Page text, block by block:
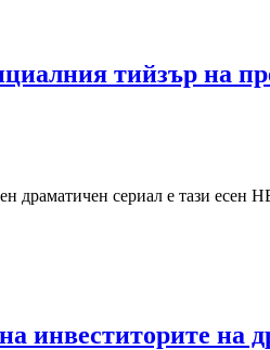
тийзър на
драматичен сериал е тази
инвеститорите на